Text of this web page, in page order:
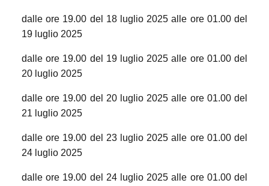
dalle ore 19.00 del 18 luglio 2025 alle ore 01.00 del
19 luglio 2025
dalle ore 19.00 del 19 luglio 2025 alle ore 01.00 del
20 luglio 2025
dalle ore 19.00 del 20 luglio 2025 alle ore 01.00 del
21 luglio 2025
dalle ore 19.00 del 23 luglio 2025 alle ore 01.00 del
24 luglio 2025
dalle ore 19.00 del 24 luglio 2025 alle ore 01.00 del